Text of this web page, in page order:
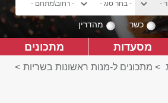
כשר מהדרין
מסעדות מתכונים
> מתכונים ל-מנות ראשונות בשריות >